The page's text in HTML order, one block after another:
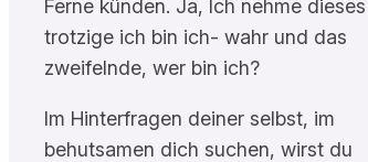
Ferne künden. Ja, Ich nehme dieses
trotzige ich bin ich- wahr und das
zweifelnde, wer bin ich?
Im Hinterfragen deiner selbst, im
behutsamen dich suchen, wirst du